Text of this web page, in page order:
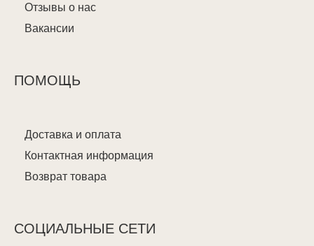
Отзывы о нас
Вакансии
ПОМОЩЬ
Доставка и оплата
Контактная информация
Возврат товара
СОЦИАЛЬНЫЕ СЕТИ